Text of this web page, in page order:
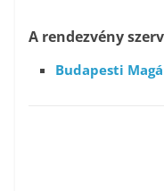
A rendezvény
Budapesti